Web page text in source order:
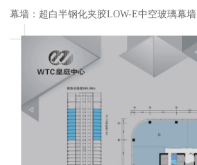
幕墙：超白半钢化夹胶LOW-E中空玻璃幕墙